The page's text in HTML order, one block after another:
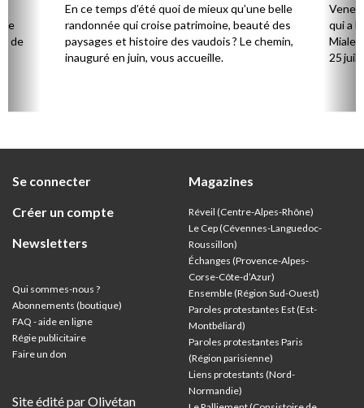
de
En ce temps d’été quoi de mieux qu’une belle
randonnée qui croise patrimoine, beauté des
paysages et histoire des vaudois ? Le chemin,
inauguré en juin, vous accueille.
qui a
25
Se connecter
Créer un compte
Newsletters
Qui sommes-nous ?
Abonnements (boutique)
FAQ - aide en ligne
Régie publicitaire
Faire un don
Site édité par Olivétan
Magazines
Réveil (Centre-Alpes-Rhône)
Le Cep (Cévennes-Languedoc-
Roussillon)
Échanges (Provence-Alpes-
Corse-Côte-d’Azur)
Ensemble (Région Sud-Ouest)
Paroles protestantes Est (Est-
Montbéliard)
Paroles protestantes Paris
(Région parisienne)
Liens protestants (Nord-
Normandie)